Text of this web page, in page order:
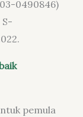
0490846)
pemula